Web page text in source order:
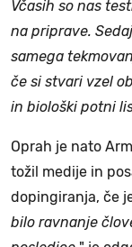
Včasih so nas
na priprave.
samega
če si stvari vzel
in biološki potni
Oprah je nato
tožil medije in
dopingiranja, če
bilo ravnanje